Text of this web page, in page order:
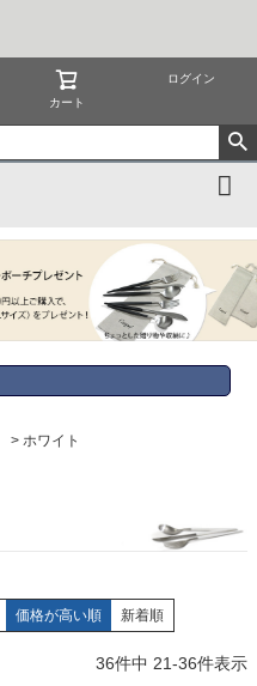
カート
ログイン
ホワイト
価格が高い順 新着順
36件中 21-36件表示